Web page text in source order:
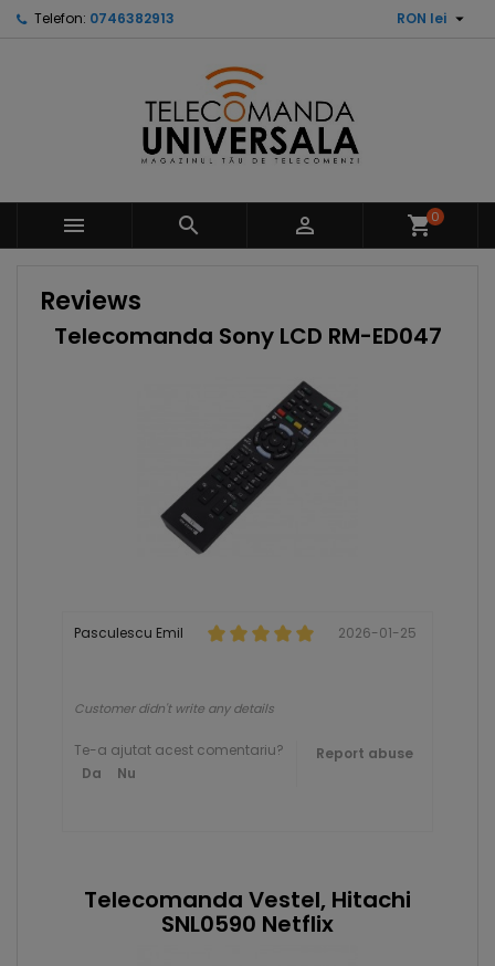
Telefon: 0746382913 RON lei 
   shopping_cart0
Reviews
Telecomanda Sony LCD RM-ED047
Pasculescu Emil 2026-01-25
Customer didn't write any details
Te-a ajutat acest comentariu?
Da
Nu
Report abuse
Telecomanda Vestel, Hitachi
SNL0590 Netflix